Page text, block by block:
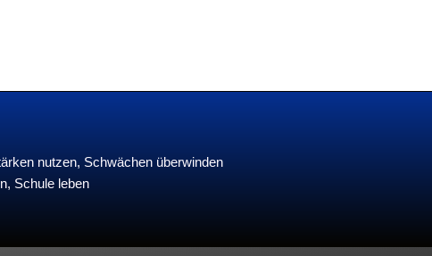
nutzen, Schwächen überwinden
Schule leben